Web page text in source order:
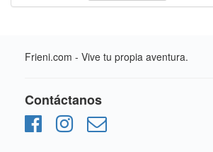
Frieni.com - Vive tu propia aventura.
Contáctanos